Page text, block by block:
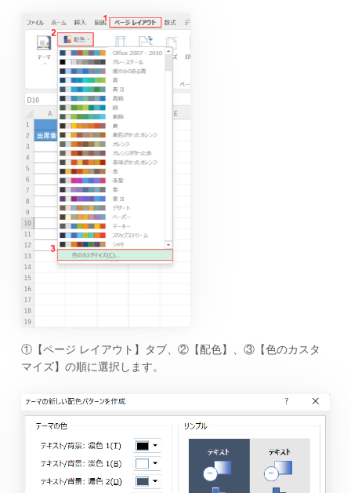
①【ページ レイアウト】タブ、②【配色】、③【色のカスタ
マイズ】の順に選択します。